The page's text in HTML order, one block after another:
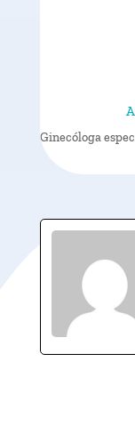
Ginecóloga